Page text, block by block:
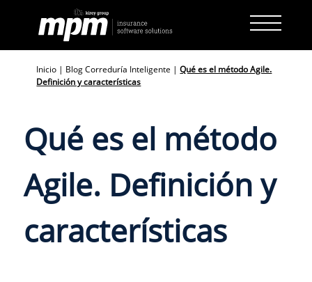
content
Inicio | Blog Correduría Inteligente |Qué es el método Agile.
Definición y características
Qué es el método
Agile. Definición y
características